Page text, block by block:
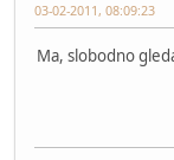
03-02-2011, 08:09:23
Ma, slobodno